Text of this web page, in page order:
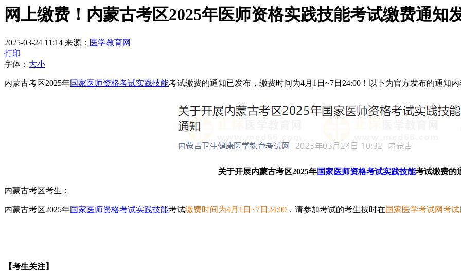
网上缴费！内蒙古考区2025年医师资格实践技能考试缴费通知
2025-03-24 11:14 来源： 医学教育网
打印
字体： 大小
内蒙古考区2025年国家医师资格考试实践技能考试缴费的通知已发布，缴费时间为4月1日~7日24:00！以下为官方发布的通知
关于开展内蒙古考区2025年国家医师资格考试实践技能考试缴费的
内蒙古考区考生：
内蒙古考区2025年国家医师资格考试实践技能考试缴费时间为4月1日~7日24:00 ，请参加考试的考生按时在国家医学考试网考
【考生关注】